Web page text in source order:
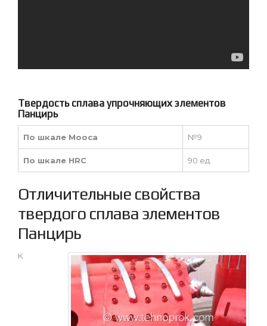
Твердость сплава упрочняющих элементов
Панцирь
По шкале Мооса №9
По шкале HRC 90 ед.
Отличительные свойства
твердого сплава элементов
Панцирь
К